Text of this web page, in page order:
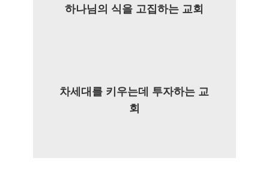
하나님의 식을 고집하는 교회
차세대를 키우는데 투자하는 교
회